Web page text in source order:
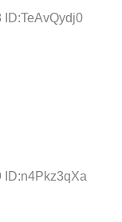
ID:TeAvQydj0
ID:n4Pkz3qXa